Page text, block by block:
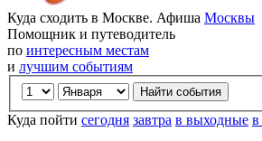
Куда сходить в Москве. Афиша Москвы
Помощник и путеводитель
по интересным местам
и лучшим событиям
Куда пойти сегодня завтра в выходные в